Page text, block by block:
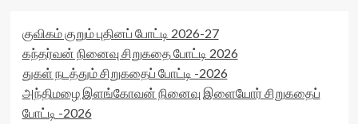
குவிகம் குறும் புதினப் போட்டி 2026-27
கந்தர்வன் நினைவு சிறுகதை போட்டி 2026
துகள் நடத்தும் சிறுகதைப் போட்டி -2026
அந்திமழை இளங்கோவன் நினைவு இளையோர் சிறுகதைப்
போட்டி -2026